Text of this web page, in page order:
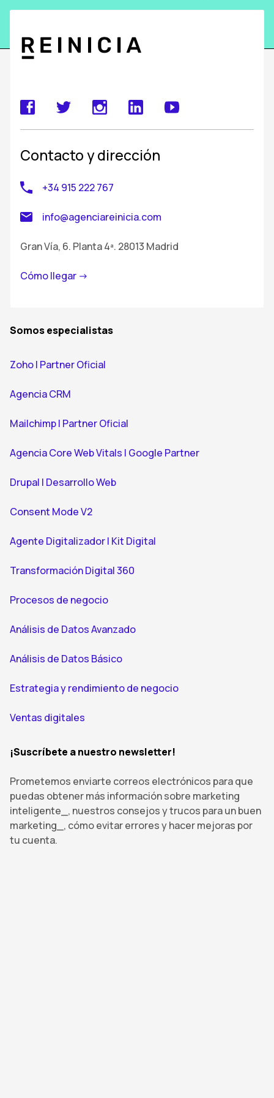
Contacto y dirección
+34 915 222 767
info@agenciareinicia.com
Gran Vía, 6. Planta 4ª. 28013 Madrid
Cómo llegar ->
Somos especialistas
Zoho | Partner Oficial
Agencia CRM
Mailchimp | Partner Oficial
Agencia Core Web Vitals | Google Partner
Drupal | Desarrollo Web
Consent Mode V2
Agente Digitalizador | Kit Digital
Transformación Digital 360
Procesos de negocio
Análisis de Datos Avanzado
Análisis de Datos Básico
Estrategia y rendimiento de negocio
Ventas digitales
¡Suscríbete a nuestro newsletter!
Prometemos enviarte correos electrónicos para que
puedas obtener más información sobre marketing
inteligente_, nuestros consejos y trucos para un buen
marketing_, cómo evitar errores y hacer mejoras por
tu cuenta.